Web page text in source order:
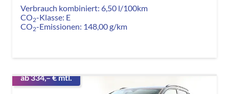
Verbrauch kombiniert: 6,50 l/100km
CO2-Klasse: E
CO2-Emissionen: 148,00 g/km
ab 334,– € mtl.